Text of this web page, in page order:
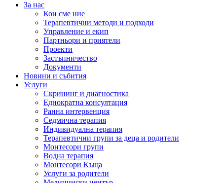
За нас
Кои сме ние
Терапевтични методи и подходи
Управление и екип
Партньори и приятели
Проекти
Застъпничество
Документи
Новини и събития
Услуги
Скрининг и диагностика
Еднократна консултация
Ранна интервенция
Седмична терапия
Индивидуална терапия
Терапевтични групи за деца и родители
Монтесори групи
Водна терапия
Монтесори Къща
Услуги за родители